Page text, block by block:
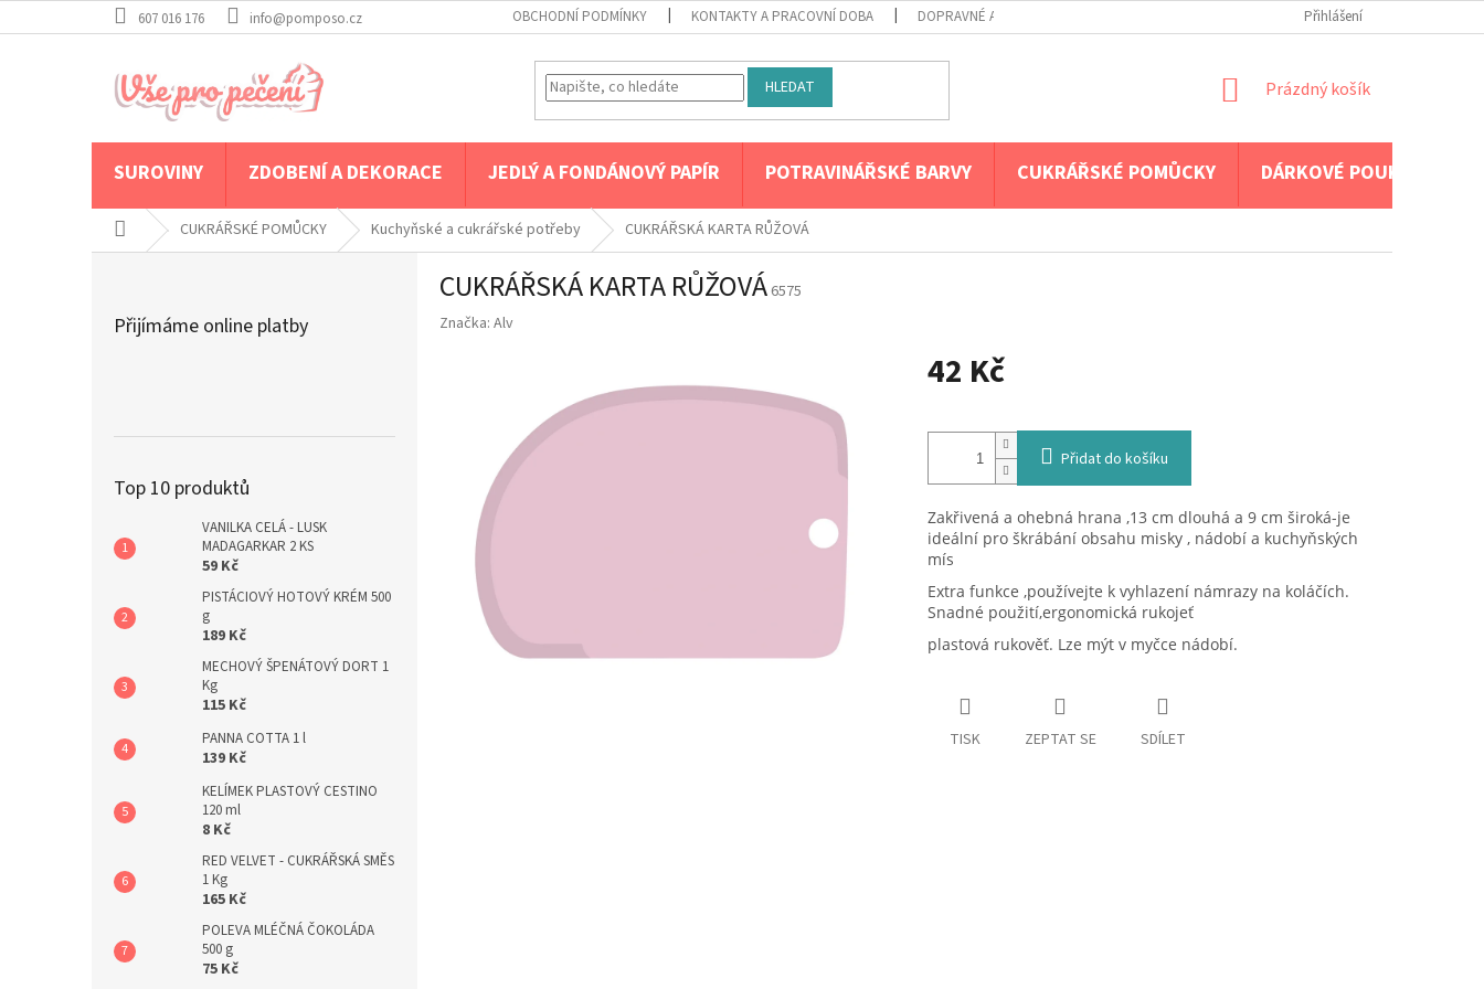
na
607 016 176 info@pomposo.cz OBCHODNÍ PODMÍNKY KONTAKTY A PRACOVNÍ DOBA DOPRAVNÉ A PLATBA Přihlášení
HLEDAT
NÁKUPNÍ
Prázdný košík
SUROVINY ZDOBENÍ A DEKORACE JEDLÝ A FONDÁNOVÝ PAPÍR POTRAVINÁŘSKÉ BARVY CUKRÁŘSKÉ POMŮCKY DÁRKOVÉ POUKAZY
Domů CUKRÁŘSKÉ POMŮCKY Kuchyňské a cukrářské potřeby CUKRÁŘSKÁ KARTA RŮŽOVÁ
Přijímáme online platby
Top 10 produktů
VANILKA CELÁ - LUSK
MADAGARKAR 2 KS
59 Kč
PISTÁCIOVÝ HOTOVÝ KRÉM 500
g
189 Kč
MECHOVÝ ŠPENÁTOVÝ DORT 1
Kg
115 Kč
PANNA COTTA 1 l
139 Kč
KELÍMEK PLASTOVÝ CESTINO
120 ml
8 Kč
RED VELVET - CUKRÁŘSKÁ SMĚS
1 Kg
165 Kč
POLEVA MLÉČNÁ ČOKOLÁDA
500 g
75 Kč
CUKRÁŘSKÁ KARTA RŮŽOVÁ 6575
Značka: Alv
42 Kč
cena:
Přidat do košíku
Zakřivená a ohebná hrana ,13 cm dlouhá a 9 cm široká-je
ideální pro škrábání obsahu misky , nádobí a kuchyňských
mís
Extra funkce ,používejte k vyhlazení námrazy na koláčích.
Snadné použití,ergonomická rukojeť
plastová rukověť. Lze mýt v myčce nádobí.
TISK ZEPTAT SE SDÍLET